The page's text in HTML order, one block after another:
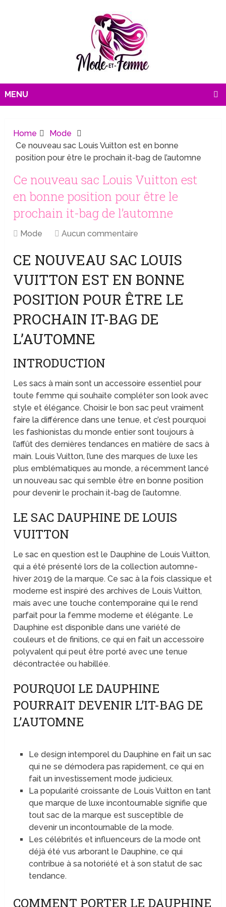
MENU
Home
Mode
Ce nouveau sac Louis Vuitton est en bonne
position pour être le prochain it-bag de l’automne
Ce nouveau sac Louis Vuitton est
en bonne position pour être le
prochain it-bag de l’automne
Mode Aucun commentaire
CE NOUVEAU SAC LOUIS
VUITTON EST EN BONNE
POSITION POUR ÊTRE LE
PROCHAIN IT-BAG DE
L’AUTOMNE
INTRODUCTION
Les sacs à main sont un accessoire essentiel pour
toute femme qui souhaite compléter son look avec
style et élégance. Choisir le bon sac peut vraiment
faire la différence dans une tenue, et c’est pourquoi
les fashionistas du monde entier sont toujours à
l’affût des dernières tendances en matière de sacs à
main. Louis Vuitton, l’une des marques de luxe les
plus emblématiques au monde, a récemment lancé
un nouveau sac qui semble être en bonne position
pour devenir le prochain it-bag de l’automne.
LE SAC DAUPHINE DE LOUIS
VUITTON
Le sac en question est le Dauphine de Louis Vuitton,
qui a été présenté lors de la collection automne-
hiver 2019 de la marque. Ce sac à la fois classique et
moderne est inspiré des archives de Louis Vuitton,
mais avec une touche contemporaine qui le rend
parfait pour la femme moderne et élégante. Le
Dauphine est disponible dans une variété de
couleurs et de finitions, ce qui en fait un accessoire
polyvalent qui peut être porté avec une tenue
décontractée ou habillée.
POURQUOI LE DAUPHINE
POURRAIT DEVENIR L’IT-BAG DE
L’AUTOMNE
Le design intemporel du Dauphine en fait un sac
qui ne se démodera pas rapidement, ce qui en
fait un investissement mode judicieux.
La popularité croissante de Louis Vuitton en tant
que marque de luxe incontournable signifie que
tout sac de la marque est susceptible de
devenir un incontournable de la mode.
Les célébrités et influenceurs de la mode ont
déjà été vus arborant le Dauphine, ce qui
contribue à sa notoriété et à son statut de sac
tendance.
COMMENT PORTER LE DAUPHINE